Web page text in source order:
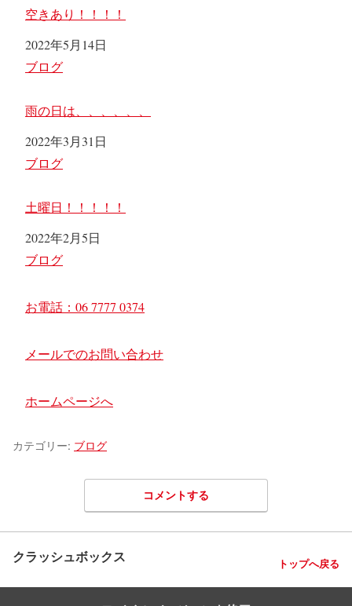
空きあり！！！！
日付
2022年5月14日
関連理由
ブログ
雨の日は、、、、、、
日付
2022年3月31日
関連理由
ブログ
土曜日！！！！！
日付
2022年2月5日
関連理由
ブログ
お電話：06 7777 0374
メールでのお問い合わせ
ホームページへ
カテゴリー: ブログ
コメントする
クラッシュボックス トップへ戻る